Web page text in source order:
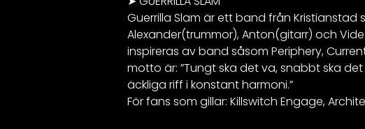
Guerrilla Slam är ett band från
Alexander(trummor), Anton(gitarr) och
inspireras av band såsom Periphery,
motto är: ”Tungt ska det va, snabbt ska
äckliga riff i konstant harmoni.”
För fans som gillar: Killswitch Engage,